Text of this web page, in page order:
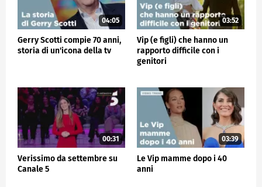
04:05
Gerry Scotti compie 70 anni,
storia di un'icona della tv
03:52
Vip (e figli) che hanno un
rapporto difficile con i
genitori
00:31
Verissimo da settembre su
Canale 5
03:39
Le Vip mamme dopo i 40
anni